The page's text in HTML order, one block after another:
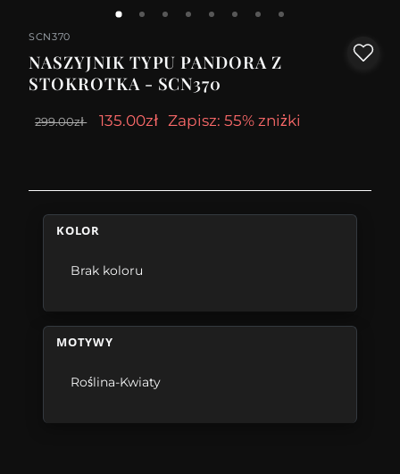
SCN370
NASZYJNIK TYPU PANDORA Z
STOKROTKA - SCN370
299.00zł 135.00zł Zapisz: 55% zniżki
KOLOR
Brak koloru
MOTYWY
Roślina-Kwiaty